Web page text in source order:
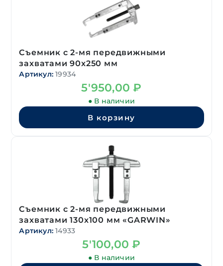
Съемник с 2-мя передвижными
захватами 90х250 мм
Артикул: 19934
5'950,00₽
● В наличии
В корзину
Съемник с 2-мя передвижными
захватами 130х100 мм «GARWIN»
Артикул: 14933
5'100,00₽
● В наличии